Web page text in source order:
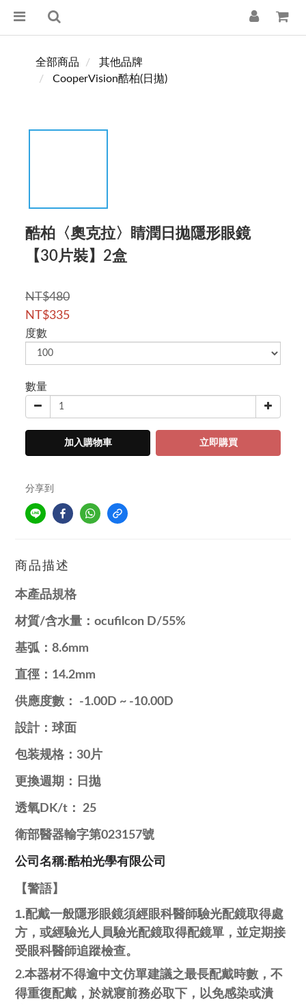
全部商品
其他品牌
CooperVision酷柏(日拋)
酷柏〈奧克拉〉睛潤日拋隱形眼鏡
【30片裝】2盒
NT$480
NT$335
度數
數量
加入購物車 立即購買
分享到
商品描述
本產品規格
材質/含水量： ocufilcon D/55%
基弧： 8.6mm
直徑： 14.2mm
供應度數： -1.00D ~ -10.00D
設計：球面
包装规格： 30片
更換週期： 日拋
透氧 DK/t ： 25
衛部醫器輸字第023157號
公司名稱:酷柏光學有限公司
【警語】
1.配戴一般隱形眼鏡須經眼科醫師驗光配鏡取得處
方，或經驗光人員驗光配鏡取得配鏡單，並定期接
受眼科醫師追蹤檢查。
2.本器材不得逾中文仿單建議之最長配戴時數，不
得重復配戴， 於就寢前務必取下，以免感染或潰